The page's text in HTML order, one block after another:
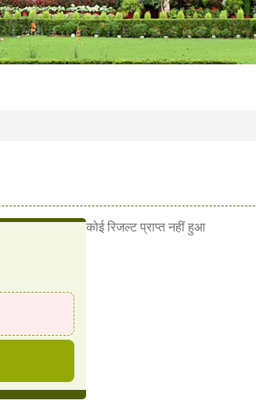
कोई रिजल्ट प्राप्त नहीं हुआ